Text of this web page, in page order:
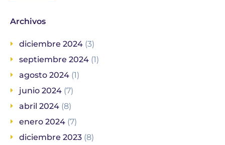
Archivos
diciembre 2024 (3)
septiembre 2024 (1)
agosto 2024 (1)
junio 2024 (7)
abril 2024 (8)
enero 2024 (7)
diciembre 2023 (8)